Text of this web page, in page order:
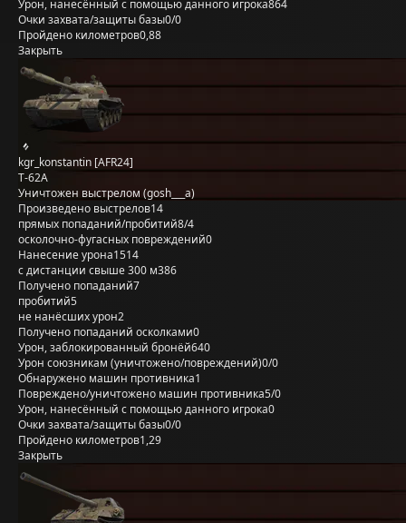
Урон, нанесённый с помощью данного игрока864
Очки захвата/защиты базы0/0
Пройдено километров0,88
Закрыть
kgr_konstantin [AFR24]
Т-62А
Уничтожен выстрелом (gosh___a)
Произведено выстрелов14
прямых попаданий/пробитий8/4
осколочно-фугасных повреждений0
Нанесение урона1514
с дистанции свыше 300 м386
Получено попаданий7
пробитий5
не нанёсших урон2
Получено попаданий осколками0
Урон, заблокированный бронёй640
Урон союзникам (уничтожено/повреждений)0/0
Обнаружено машин противника1
Повреждено/уничтожено машин противника5/0
Урон, нанесённый с помощью данного игрока0
Очки захвата/защиты базы0/0
Пройдено километров1,29
Закрыть